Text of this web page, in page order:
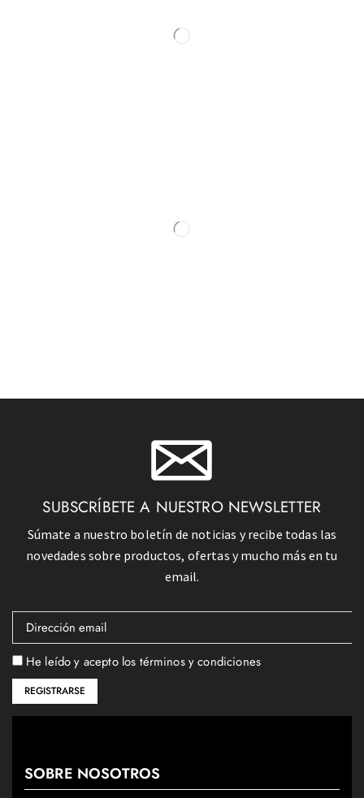
SUBSCRÍBETE A NUESTRO NEWSLETTER
Súmate a nuestro boletín de noticias y recibe todas las
novedades sobre productos, ofertas y mucho más en tu
email.
He leído y acepto los términos y condiciones
SOBRE NOSOTROS